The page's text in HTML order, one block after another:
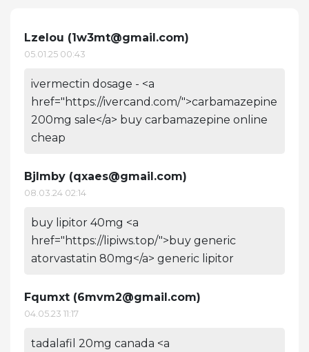
Lzelou (1w3mt@gmail.com)
05.01.25 00:43
ivermectin dosage - <a
href="https://ivercand.com/">carbamazepine
200mg sale</a> buy carbamazepine online
cheap
Bjlmby (qxaes@gmail.com)
08.03.24 02:14
buy lipitor 40mg <a
href="https://lipiws.top/">buy generic
atorvastatin 80mg</a> generic lipitor
Fqumxt (6mvm2@gmail.com)
04.05.23 11:17
tadalafil 20mg canada <a